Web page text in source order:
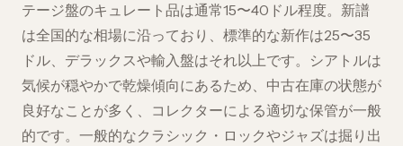
テージ盤のキュレート品は通常15〜40ドル程度。新譜
は全国的な相場に沿っており、標準的な新作は25〜35
ドル、デラックスや輸入盤はそれ以上です。シアトルは
気候が穏やかで乾燥傾向にあるため、中古在庫の状態が
良好なことが多く、コレクターによる適切な保管が一般
的です。一般的なクラシック・ロックやジャズは掘り出